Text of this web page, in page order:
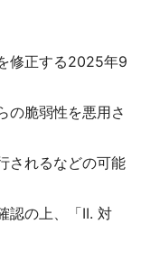
修正する2025年9
の脆弱性を悪用さ
されるなどの可能
認の上、「II. 対